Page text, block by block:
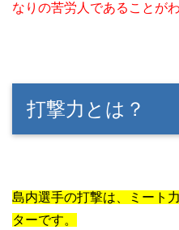
なりの苦労人であることが
打撃力とは？
島内選手の打撃は、ミート
ターです。